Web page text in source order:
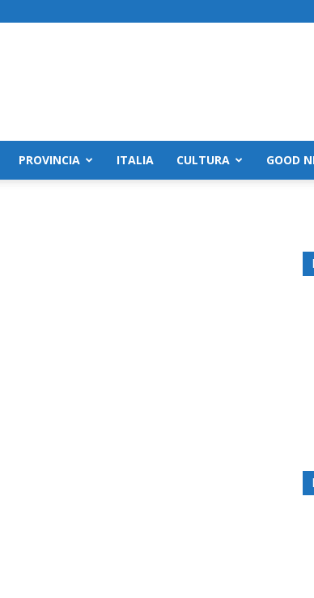
PROVINCIA ITALIA CULTURA GOOD